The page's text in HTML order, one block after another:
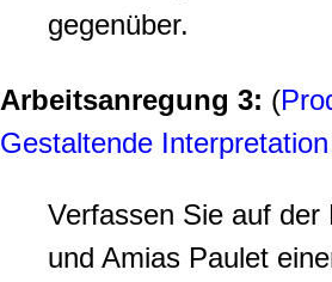
gegenüber.
Arbeitsanregung 3: (
Gestaltende Interpretation
Verfassen Sie auf
und Amias Paulet